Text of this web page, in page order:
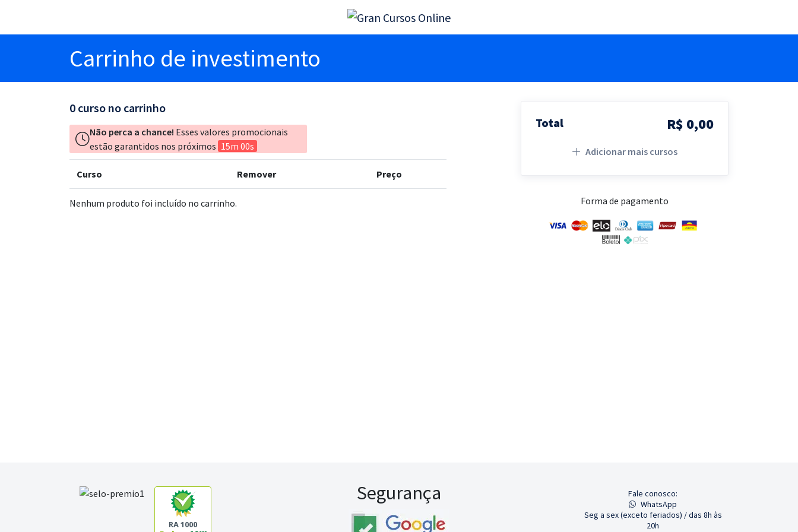
Carrinho de investimento
0 curso no carrinho
Não perca a chance! Esses valores promocionais
estão garantidos nos próximos 15m 00s
Curso Remover Preço
Nenhum produto foi incluído no carrinho.
Total R$ 0,00
Adicionar mais cursos
Forma de pagamento
RA 1000
Segurança
Fale conosco:
WhatsApp
Seg a sex (exceto feriados) / das 8h às
20h